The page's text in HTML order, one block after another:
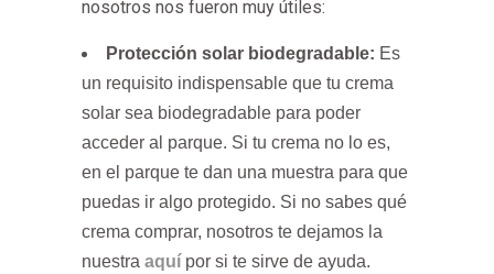
nosotros nos fueron muy útiles:
Protección solar biodegradable: Es
un requisito indispensable que tu crema
solar sea biodegradable para poder
acceder al parque. Si tu crema no lo es,
en el parque te dan una muestra para que
puedas ir algo protegido. Si no sabes qué
crema comprar, nosotros te dejamos la
nuestra aquí por si te sirve de ayuda.